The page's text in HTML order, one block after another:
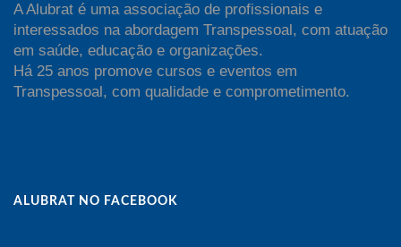
A Alubrat é uma associação de profissionais e
interessados na abordagem Transpessoal, com atuação
em saúde, educação e organizações.
Há 25 anos promove cursos e eventos em
Transpessoal, com qualidade e comprometimento.
ALUBRAT NO FACEBOOK